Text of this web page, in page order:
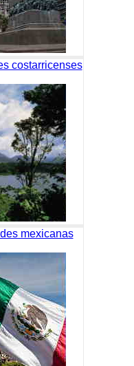
costarricenses
mexicanas